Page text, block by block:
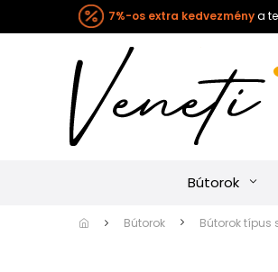
7%-os extra kedvezménya
Bútorok
Bútorok Bútorok típus